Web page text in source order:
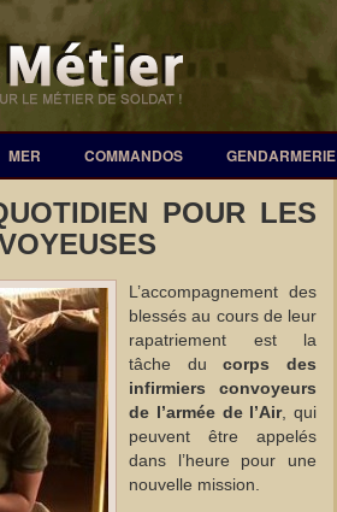
MER COMMANDOS GENDARMERIE
POUR LES
L’accompagnement des
blessés au cours de leur
rapatriement est la
tâche ducorps des
infirmiers convoyeurs
de l’armée de l’Air, qui
peuvent être appelés
dans l’heure pour une
nouvelle mission.